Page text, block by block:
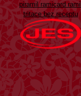
piramil ramicard ramil
tritace bez receptu